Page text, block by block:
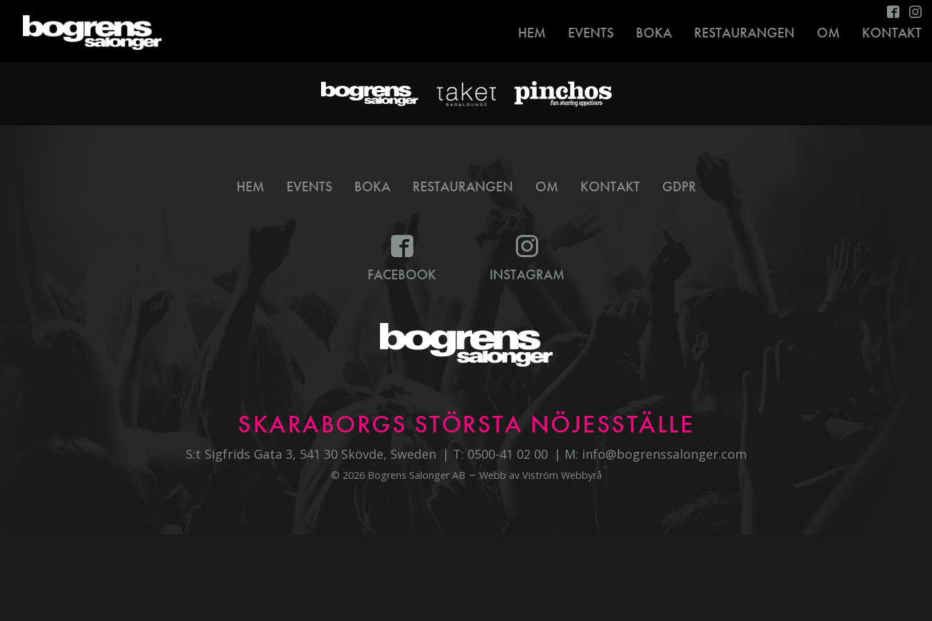
HEM EVENTS BOKA RESTAURANGEN OM KONTAKT
HEM EVENTS BOKA RESTAURANGEN OM KONTAKT GDPR
FACEBOOK INSTAGRAM
SKARABORGS STÖRSTA NÖJESSTÄLLE
S:t Sigfrids Gata 3, 541 30 Skövde, Sweden T: 0500-41 02 00 M: info@bogrenssalonger.com
© 2026 Bogrens Salonger AB – Webb av Viström Webbyrå